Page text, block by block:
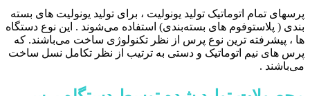
پرسهای تمام اتوماتیک تولید یونولیت ، برای تولید یونولیت های بسته
بندی ( پلاستوفوم های بسته‌بندی) استفاده می‌شوند . این نوع دستگاه
ها ، پیشرفته ترین نوع پرس از نظر تکنولوژی ساخت می‌باشند. که
پرس های نیم اتوماتیک و دستی به ترتیب از نظر تکامل نسل ساخت
می‌باشند .